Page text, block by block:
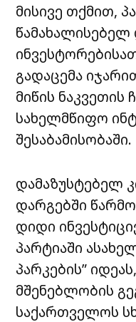
მისივე თქმით,
წამახალისებელ
გადაცემა
მიწის ნაკვეთის
სახელმწიფო
შესაბამისობაში.
დამაზუსტებელ
დარგებში
დიდი
პარტიაში
პარკების”
მშენებლობის
საქართველოს